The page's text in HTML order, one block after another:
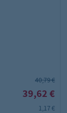
40,79 €
39,62 €
1,17 €